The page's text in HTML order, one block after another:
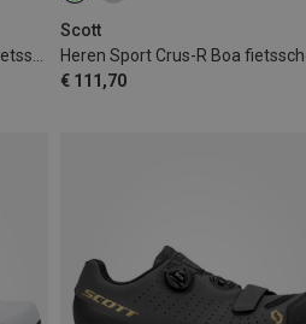
Scott
€ 111,70